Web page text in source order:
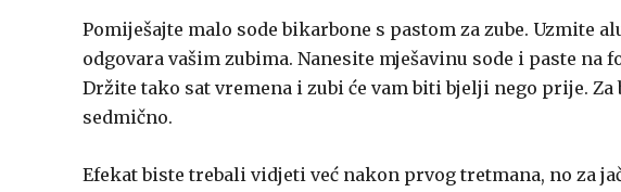
Pomiješajte malo sode bikarbone s pastom za zube. Uzmite
odgovara vašim zubima. Nanesite mješavinu sode i paste
Držite tako sat vremena i zubi će vam biti bjelji nego prije.
sedmično.
Efekat biste trebali vidjeti već nakon prvog tretmana, no za